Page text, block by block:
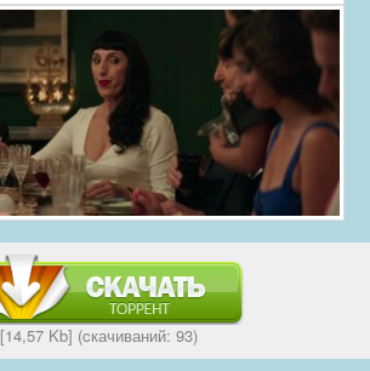
[14,57 Kb] (cкачиваний: 93)